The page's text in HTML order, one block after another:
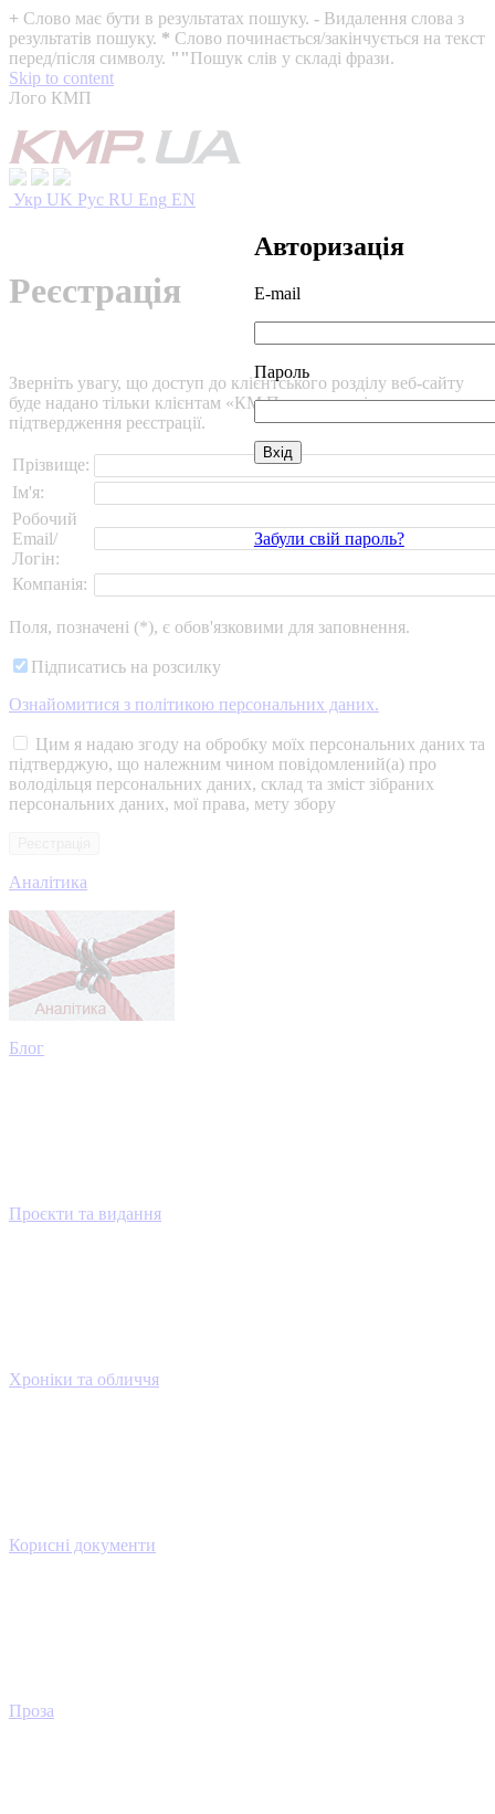
+ Слово має бути в результатах пошуку. - Видалення слова з
результатів пошуку. * Слово починається/закінчується на текст
перед/після символу. ""Пошук слів у складі фрази.
Skip to content
Лого КМП
Укр UK Рус RU Eng EN
Авторизація
E-mail
Пароль
Забули свій пароль?
Реєстрація
Зверніть увагу, що доступ до клієнтського розділу веб-сайту
буде надано тільки клієнтам «КМ Партнери» після
підтвердження реєстрації.
Прізвище:
Ім'я:
Робочий
Email/
Логін:
Компанія:
Поля, позначені (*), є обов'язковими для заповнення.
Підписатись на розсилку
Ознайомитися з політикою персональних даних.
Цим я надаю згоду на обробку моїх персональних даних та
підтверджую, що належним чином повідомлений(а) про
володільця персональних даних, склад та зміст зібраних
персональних даних, мої права, мету збору
Аналітика
Блог
Проєкти та видання
Хроніки та обличчя
Корисні документи
Проза